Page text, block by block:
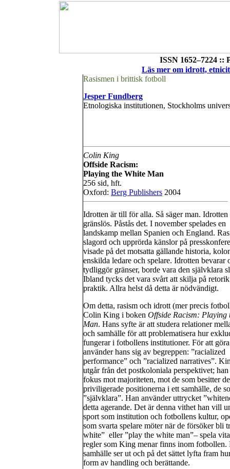
ISSN 1652–7224 ::
Läs mer om idrott,
Rasismen i brittisk fotboll
Jesper Fundberg
Etnologiska institutionen, Stockholms
Colin King
Offside Racism:
Playing the White Man
256 sid, hft.
Oxford: Berg Publishers 2004
Idrotten är till för alla. Så säger man. Idrotten
gränslös. Påstås det. I november spelades en
landskamp mellan Spanien och England.
slagord och upprörda känslor på
visade på det motsatta gällande historia,
enskilda ledare och spelare. Idrotten bevarar
tydliggör gränser, borde vara den självklara
Ibland tycks det vara svårt att skilja på
praktik. Allra helst då detta är nödvändigt.
Om detta, rasism och idrott (mer precis
Colin King i boken Offside Racism: Playing
Man. Hans syfte är att studera relationer
och samhälle för att problematisera hur
fungerar i fotbollens institutioner. För att
använder hans sig av begreppen: ”racialized
performance” och ”racialized narratives”.
utgår från det postkoloniala perspektivet;
fokus mot majoriteten, mot de som besitter de
priviligerade positionerna i ett samhälle, de
”självklara”. Han använder uttrycket
detta agerande. Det är denna vithet han vill
sport som institution och fotbollens kultur,
som svarta spelare möter när de försöker bli
white” eller ”play the white man”– spela
regler som King menar finns inom
samhälle ser ut och på det sättet lyfta fram
form av handling och berättande.